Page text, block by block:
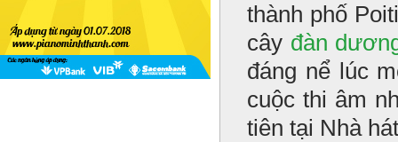
thành phố
cây đàn
đáng nể lúc
cuộc thi âm
tiên tại Nhà